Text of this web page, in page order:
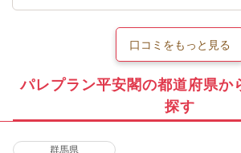
口コミをもっと見る
パレプラン平安閣の都道府県か
探す
群馬県